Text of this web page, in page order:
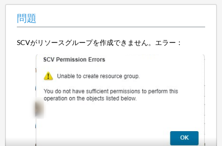
問題
SCVがリソースグループを作成できません。エラー：